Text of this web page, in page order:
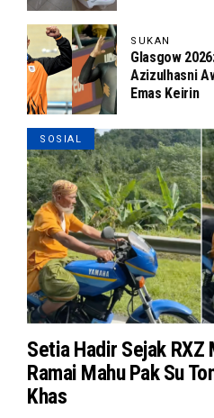
SUKAN
Glasgow
Azizulhasni
Emas Keirin
SOSIAL
Setia Hadir Sejak RXZ
Ramai Mahu Pak Su
Khas